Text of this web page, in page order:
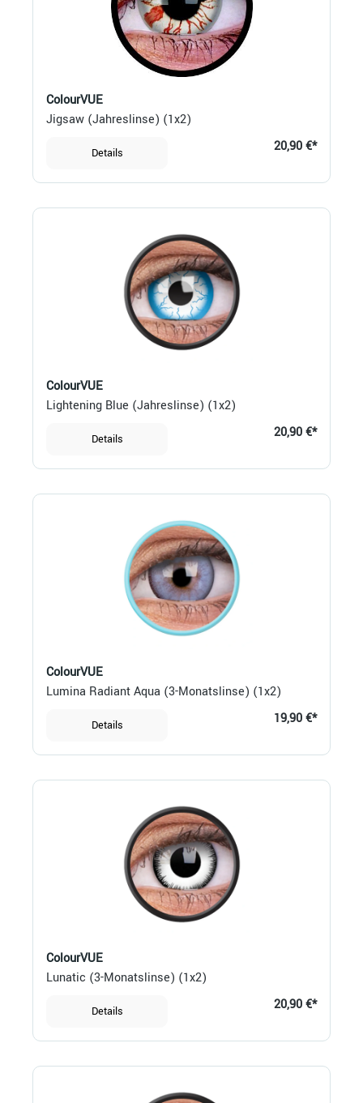
ColourVUE
Jigsaw (Jahreslinse) (1x2)
Details 20,90 €*
ColourVUE
Lightening Blue (Jahreslinse) (1x2)
Details 20,90 €*
ColourVUE
Lumina Radiant Aqua (3-Monatslinse) (1x2)
Details 19,90 €*
ColourVUE
Lunatic (3-Monatslinse) (1x2)
Details 20,90 €*